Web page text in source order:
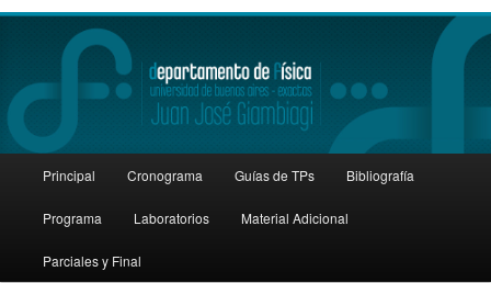
Skip
to
primary
Principal Cronograma Guías de TPs Bibliografía
Programa Laboratorios Material Adicional
Parciales y Final